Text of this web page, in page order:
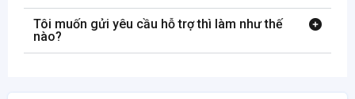
Tôi muốn gửi yêu cầu hỗ trợ thì làm như thế
nào?